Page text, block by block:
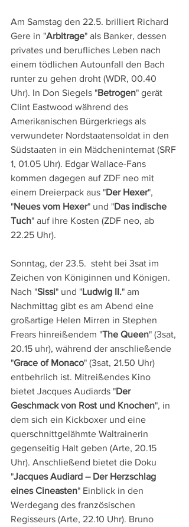
Am Samstag den 22.5. brilliert Richard
Gere in "Arbitrage" als Banker, dessen
privates und berufliches Leben nach
einem tödlichen Autounfall den Bach
runter zu gehen droht (WDR, 00.40
Uhr). In Don Siegels "Betrogen" gerät
Clint Eastwood während des
Amerikanischen Bürgerkriegs als
verwundeter Nordstaatensoldat in den
Südstaaten in ein Mädcheninternat (SRF
1, 01.05 Uhr). Edgar Wallace-Fans
kommen dagegen auf ZDF neo mit
einem Dreierpack aus "Der Hexer",
"Neues vom Hexer" und "Das indische
Tuch" auf ihre Kosten (ZDF neo, ab
22.25 Uhr).
Sonntag, der 23.5.  steht bei 3sat im
Zeichen von Königinnen und Königen.
Nach "Sissi" und "Ludwig II." am
Nachmittag gibt es am Abend eine
großartige Helen Mirren in Stephen
Frears hinreißendem "The Queen" (3sat,
20.15 uhr), während der anschließende
"Grace of Monaco" (3sat, 21.50 Uhr)
entbehrlich ist. Mitreißendes Kino
bietet Jacques Audiards "Der
Geschmack von Rost und Knochen", in
dem sich ein Kickboxer und eine
querschnittgelähmte Waltrainerin
gegenseitig Halt geben (Arte, 20.15
Uhr). Anschließend bietet die Doku
"Jacques Audiard – Der Herzschlag
eines Cineasten" Einblick in den
Werdegang des französischen
Regisseurs (Arte, 22.10 Uhr). Bruno